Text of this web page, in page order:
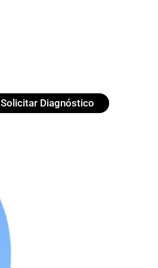
Solicitar Diagnóstico